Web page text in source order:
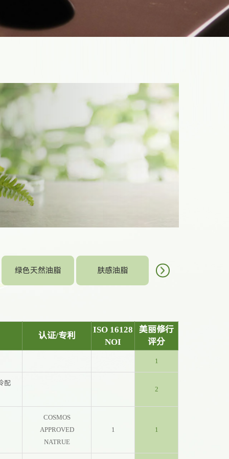
绿色天然油脂 肤感油脂
无机粉体润湿分散
认证/专利
ISO 16128
NOI
美丽修行
评分
1
配
2
COSMOS
APPROVED
NATRUE
1 1